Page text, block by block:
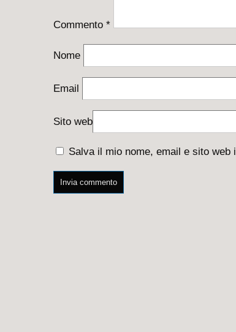
Commento *
Nome
Email
Sito web
Salva il mio nome, email e sito